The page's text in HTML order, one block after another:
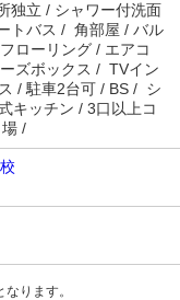
独立 / シャワー付洗面
トバス / 角部屋 / バル
ローリング / エアコ
ズボックス / TVイン
/ 駐車2台可 / BS / シ
キッチン / 3口以上コ
/
ります。